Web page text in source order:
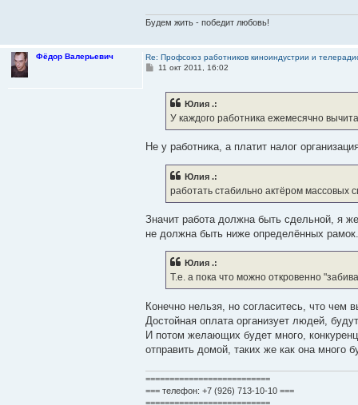
Будем жить - победит любовь!
Фёдор Валерьевич
Re: Профсоюз работников киноиндустрии и
С
е
11 окт 2011, 16:02
Юлия .:
У каждого работника ежемесячно
Не у работника, а платит налог
Юлия .:
работать стабильно актёром массовых
Значит работа должна быть сдельной, я
не должна быть ниже определённых
Юлия .:
Т.е. а пока что можно откровенно
Конечно нельзя, но согласитесь, что
Достойная оплата организует людей,
И потом желающих будет много,
отправить домой, таких же как она много
==========================
=== телефон: +7 (926) 713-10-10 ===
==========================